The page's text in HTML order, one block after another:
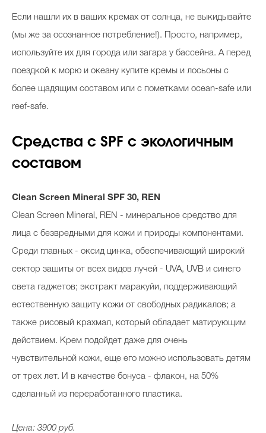
Если нашли их в ваших кремах от солнца, не выкидывайте
(мы же за осознанное потребление!). Просто, например,
используйте их для города или загара у бассейна. А перед
поездкой к морю и океану купите кремы и лосьоны с
более щадящим составом или с пометками ocean-safe или
reef-safe.
Средства с SPF с экологичным
составом
Clean Screen Mineral SPF 30, REN
Clean Screen Mineral, REN - минеральное средство для
лица с безвредными для кожи и природы компонентами.
Среди главных - оксид цинка, обеспечивающий широкий
сектор зашиты от всех видов лучей - UVA, UVB и синего
света гаджетов; экстракт маракуйи, поддерживающий
естественную защиту кожи от свободных радикалов; а
также рисовый крахмал, который обладает матирующим
действием. Крем подойдет даже для очень
чувствительной кожи, еще его можно использовать детям
от трех лет. И в качестве бонуса - флакон, на 50%
сделанный из переработанного пластика.
Цена: 3900 руб.